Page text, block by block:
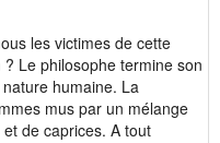
les victimes de cette
Le philosophe termine son
humaine. La
mus par un mélange
de caprices. A tout